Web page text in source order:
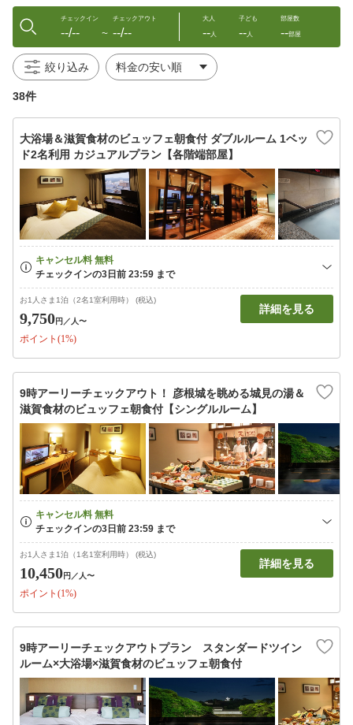
チェックイン
--/-- 〜
チェックアウト
--/--
大人
--人
子ども
--人
部屋数
--部屋
絞り込み
38件
大浴場＆滋賀食材のビュッフェ朝食付 ダブルルーム 1ベッ
ド2名利用 カジュアルプラン【各階端部屋】
お1人さま1泊（2名1室利用時） (税込)
9,750円 ／人〜
ポイント(1%)
詳細を見る
9時アーリーチェックアウト！ 彦根城を眺める城見の湯＆
滋賀食材のビュッフェ朝食付【シングルルーム】
お1人さま1泊（1名1室利用時） (税込)
10,450円 ／人〜
ポイント(1%)
詳細を見る
9時アーリーチェックアウトプラン スタンダードツイン
ルーム×大浴場×滋賀食材のビュッフェ朝食付